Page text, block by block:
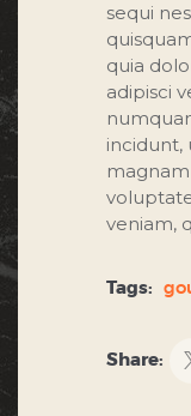
sequi
quia
adipisci
incidunt,
veniam,
Tags:
Share: